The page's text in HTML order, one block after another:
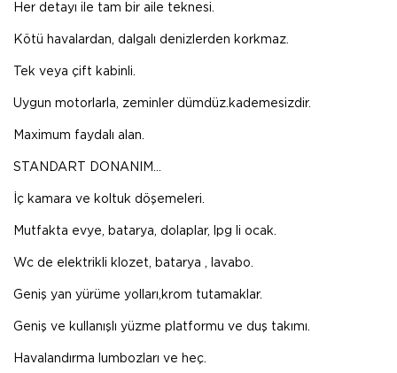
Her detayı ile tam bir aile teknesi.
Kötü havalardan, dalgalı denizlerden korkmaz.
Tek veya çift kabinli.
Uygun motorlarla, zeminler dümdüz.kademesizdir.
Maximum faydalı alan.
STANDART DONANIM...
İç kamara ve koltuk döşemeleri.
Mutfakta evye, batarya, dolaplar, lpg li ocak.
Wc de elektrikli klozet, batarya , lavabo.
Geniş yan yürüme yolları,krom tutamaklar.
Geniş ve kullanışlı yüzme platformu ve duş takımı.
Havalandırma lumbozları ve heç.